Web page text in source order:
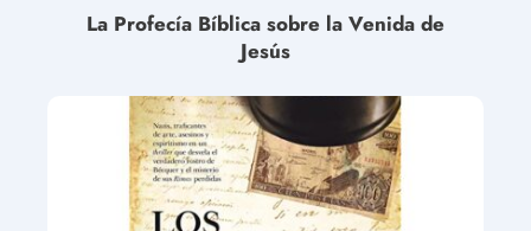
La Profecía Bíblica sobre la Venida de
Jesús